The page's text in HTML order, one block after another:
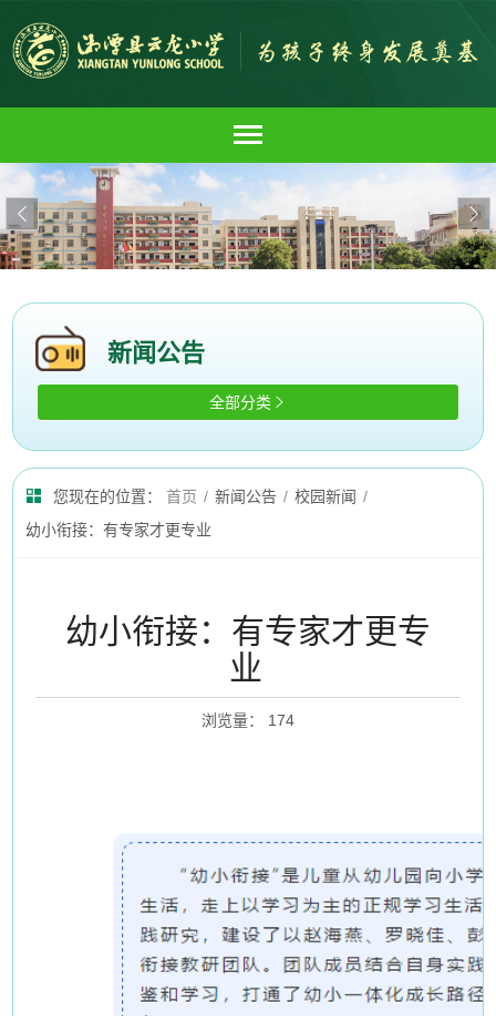
 
新闻公告
全部分类 
您现在的位置： 首页 / 新闻公告 / 校园新闻 /
幼小衔接：有专家才更专业
幼小衔接：有专家才更专
业
浏览量： 174